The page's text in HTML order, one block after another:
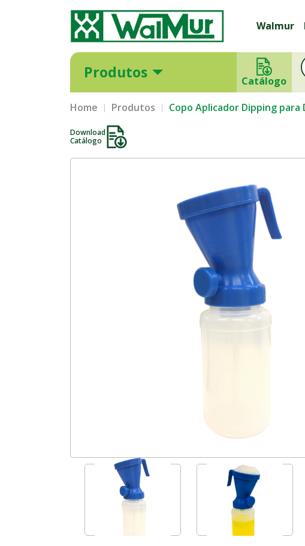
Walmur
Produtos Catálogo
Home Produtos Copo Aplicador Dipping para
Download
Catálogo